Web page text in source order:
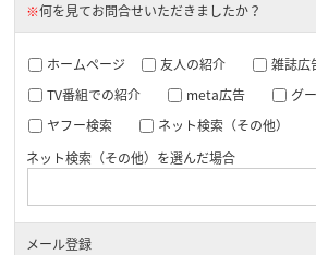
※何を見てお問合せいただきましたか？
ホームページ 友人の紹介
雑誌広
TV番組での紹介
meta広告
グ
ヤフー検索
ネット検索（その他）
ネット検索（その他）を選んだ場合
メール登録